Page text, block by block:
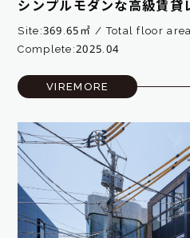
シンプルモダンな高級賃貸
Site:369.65㎡
Total floor
Complete:2025.04
VIREMORE